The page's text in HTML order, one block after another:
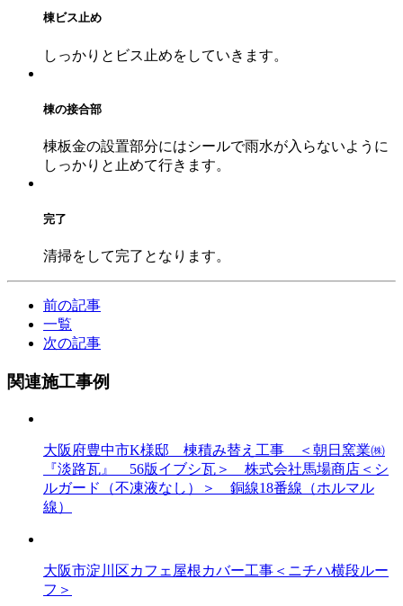
棟ビス止め
しっかりとビス止めをしていきます。
棟の接合部
棟板金の設置部分にはシールで雨水が入らないように
しっかりと止めて行きます。
完了
清掃をして完了となります。
前の記事
一覧
次の記事
関連施工事例
大阪府豊中市K様邸 棟積み替え工事 ＜朝日窯業㈱
『淡路瓦』 56版イブシ瓦＞ 株式会社馬場商店＜シ
ルガード（不凍液なし）＞ 銅線18番線（ホルマル
線）
大阪市淀川区カフェ屋根カバー工事＜ニチハ横段ルー
フ＞